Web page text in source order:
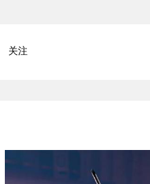
关注